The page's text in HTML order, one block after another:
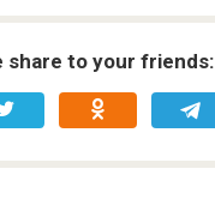
share to your friends: